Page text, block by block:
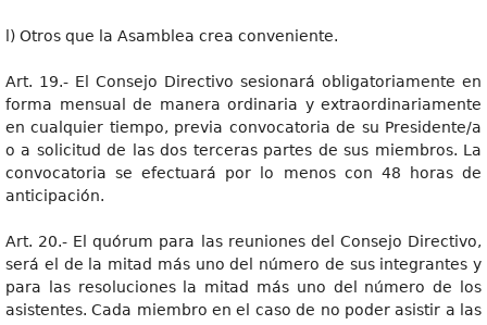
l) Otros que la Asamblea crea conveniente.
Art. 19.- El Consejo Directivo sesionará obligatoriamente en
forma mensual de manera ordinaria y extraordinariamente
en cualquier tiempo, previa convocatoria de su Presidente/a
o a solicitud de las dos terceras partes de sus miembros. La
convocatoria se efectuará por lo menos con 48 horas de
anticipación.
Art. 20.- El quórum para las reuniones del Consejo Directivo,
será el de la mitad más uno del número de sus integrantes y
para las resoluciones la mitad más uno del número de los
asistentes. Cada miembro en el caso de no poder asistir a las